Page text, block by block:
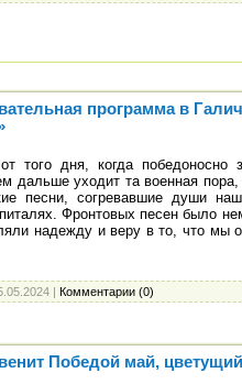
программа в
того дня, когда победоносно
дальше уходит та военная
песни, согревавшие души
Фронтовых песен было
надежду и веру в то, что мы
| Комментарии (0)
Победой май,